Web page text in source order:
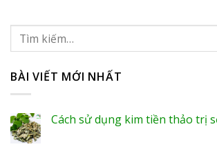
BÀI VIẾT MỚI NHẤT
Cách sử dụng kim tiền thảo trị